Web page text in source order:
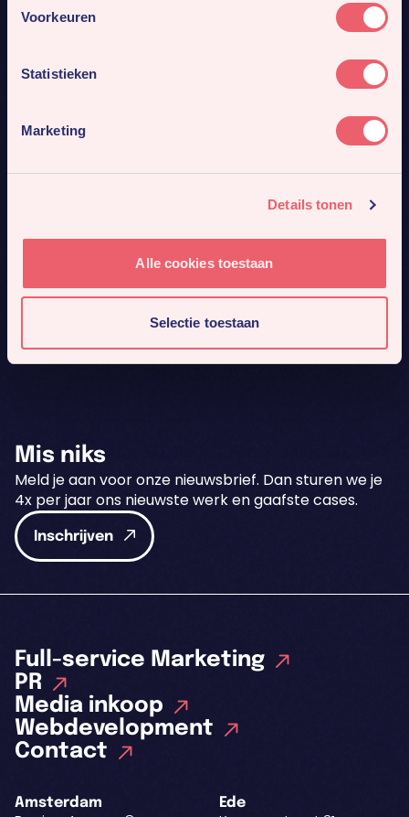
Voorkeuren
Statistieken
Marketing
Details tonen
Alle cookies toestaan
Selectie toestaan
Mis niks
Meld je aan voor onze nieuwsbrief. Dan sturen we je
4x per jaar ons nieuwste werk en gaafste cases.
Inschrijven
Full-service Marketing
PR
Media inkoop
Webdevelopment
Contact
Amsterdam Ede